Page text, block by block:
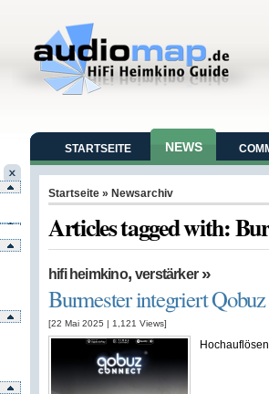
STARTSEITE NEWS
Startseite » Newsarchiv
Articles tagged with:
hifi heimkino, verstärker»
Burmester integriert
[22 Mai 2025 | 1,121 Views]